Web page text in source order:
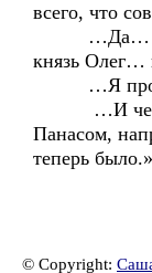
всего, что
…Да… уж!..
князь
…Я про
…И чего
Панасом,
теперь было.»
© Copyright: